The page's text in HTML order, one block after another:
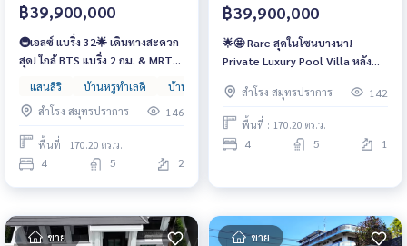
฿39,900,000
🚇เอลซ์ แบริ่ง 32🌟 เดินทางสะดวก
สุด! ใกล้ BTS แบริ่ง 2 กม. & MRT
ศรีแบริ่ง 2.7 กม. — เหลือหลังเดียว
39.9 ล้าน‼️ 📞 093-1681685 | 065-
4496399 | 💚 LINE: @wsrcond
แสนสิริ บ้านหรูทำเลดี บ้านหรูหลังใหญ่
บ้านเดี่ยว
สำโรง สมุทรปราการ
146
พื้นที่ : 170.20 ตร.ว.
4 5 2
฿39,900,000
🌟🤩 Rare สุดในโซนบางนา!
Private Luxury Pool Villa หลัง
1681685 | 065-4496399 | 💚 LINE:
@wsrcondo
สำโรง สมุทรปราการ 142
พื้นที่ : 170.20 ตร.ว.
4 5 1
ขาย ขาย